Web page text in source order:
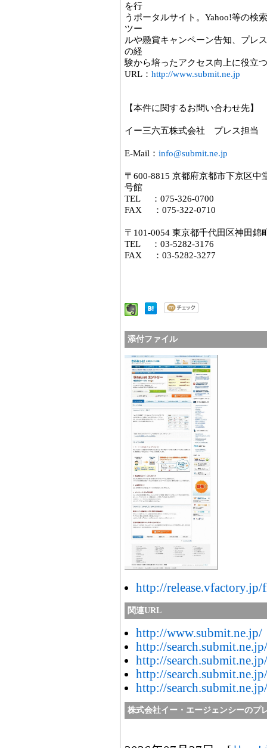
を行
うポータルサイト。Yahoo!等の検
ツー
ルや懸賞キャンペーン告知、プレ
の経
験から培ったアクセス向上に役立
URL： http://www.submit.ne.jp
【本件に関するお問い合わせ先】
イー三六五株式会社 プレス担当
E-Mail： info@submit.ne.jp
〒600-8815 京都府京都市下京区
号館
TEL ：075-326-0700
FAX ：075-322-0710
〒101-0054 東京都千代田区神田錦
TEL ：03-5282-3176
FAX ：03-5282-3277
添付ファイル
http://
関連URL
http://www.submit.ne.jp/
http://search.submit.ne.jp/
http://
http://
http://
株式会社イー・エージェンシーのプ